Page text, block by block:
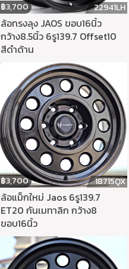
฿3,700 22941LH
ล้อทรงลุง JAOS ขอบ16นิ้ว
กว้าง8.5นิ้ว 6รู139.7 Offset10
สีดำด้าน
฿3,700 18715QX
ล้อแม็กใหม่ Jaos 6รู139.7
ET20 กันเมทาลิก กว้าง8
ขอบ16นิ้ว